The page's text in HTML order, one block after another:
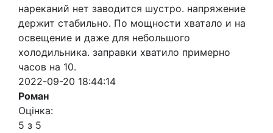
нареканий нет заводится шустро. напряжение
держит стабильно. По мощности хватало и на
освещение и даже для небольшого
холодильника. заправки хватило примерно
часов на 10.
2022-09-20 18:44:14
Роман
Оцінка:
5 з 5